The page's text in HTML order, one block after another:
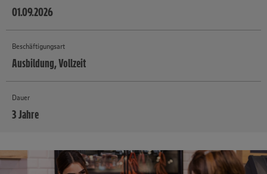
01.09.2026
Beschäftigungsart
Ausbildung, Vollzeit
Dauer
3 Jahre